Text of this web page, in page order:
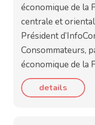
économique de la
centrale et
Président
Consommateurs,
économique de la
details